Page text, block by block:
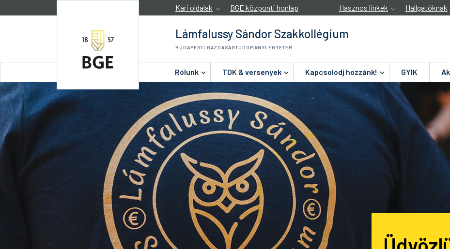
Kari oldalak BGE központi honlap Hasznos linkek Hallgatóknak
Lámfalussy Sándor Szakkollégium
BUDAPESTI GAZDASÁGTUDOMÁNYI EGYETEM
Rólunk TDK & versenyek Kapcsolódj hozzánk! GYIK